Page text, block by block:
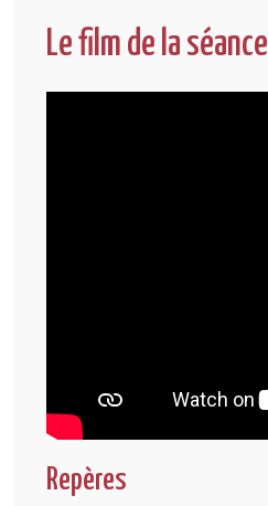
Le film de la séance
Repères